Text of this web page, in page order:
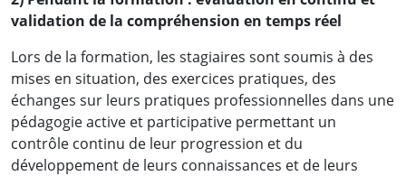
validation de la compréhension en temps réel
Lors de la formation, les stagiaires sont soumis à des
mises en situation, des exercices pratiques, des
échanges sur leurs pratiques professionnelles dans une
pédagogie active et participative permettant un
contrôle continu de leur progression et du
développement de leurs connaissances et de leurs
Des résultats concrets obtenus
par de vrais professionnels :